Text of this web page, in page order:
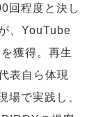
回程度と決し
、YouTube
獲得。再生
表自ら体現
場で実践し、